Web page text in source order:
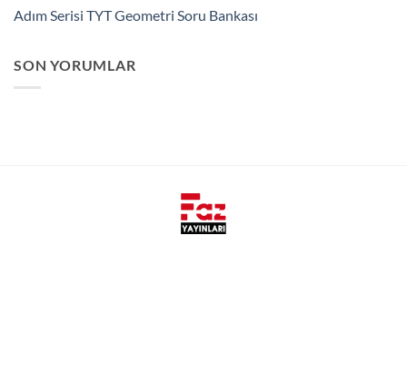
Adım Serisi TYT Geometri Soru Bankası
SON YORUMLAR